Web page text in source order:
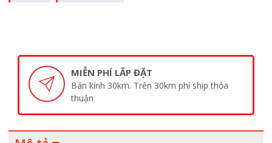
MIỄN PHÍ LẮP ĐẶT
Bán kính 30km. Trên 30km phí ship thỏa
thuận